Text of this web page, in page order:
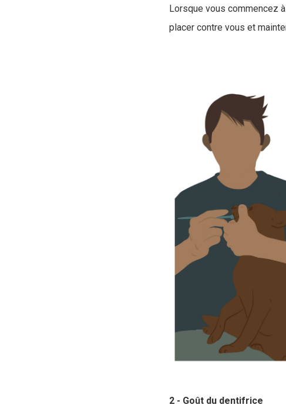
Lorsque vous commencez
placer contre vous et
2 - Goût du dentifrice